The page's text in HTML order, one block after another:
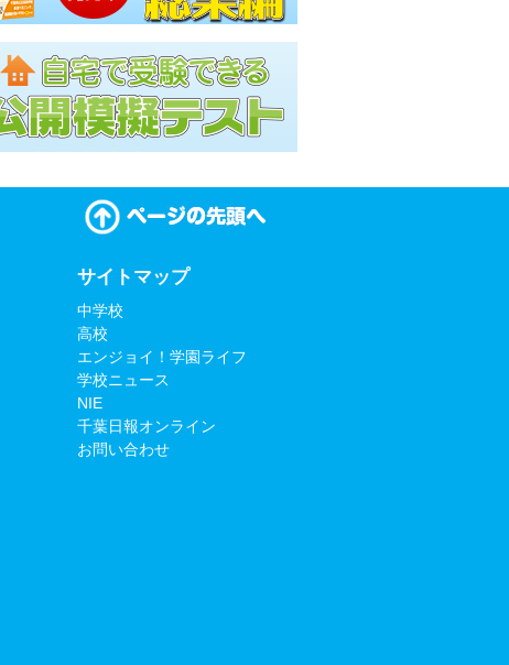
サイトマップ
中学校
高校
エンジョイ！学園ライフ
学校ニュース
NIE
千葉日報オンライン
お問い合わせ